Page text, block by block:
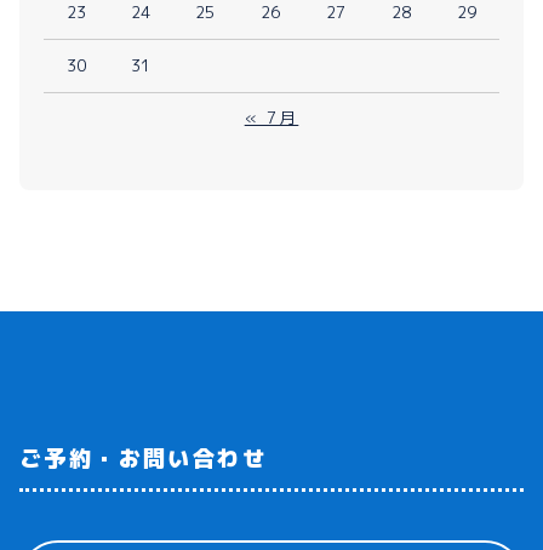
23 24 25 26 27 28 29
30 31
« 7月
ご予約・お問い合わせ